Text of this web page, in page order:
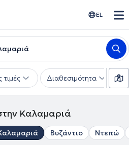
EL
Διαθεσιμότητα
Καλαμαριά
Βυζάντιο Ντεπώ